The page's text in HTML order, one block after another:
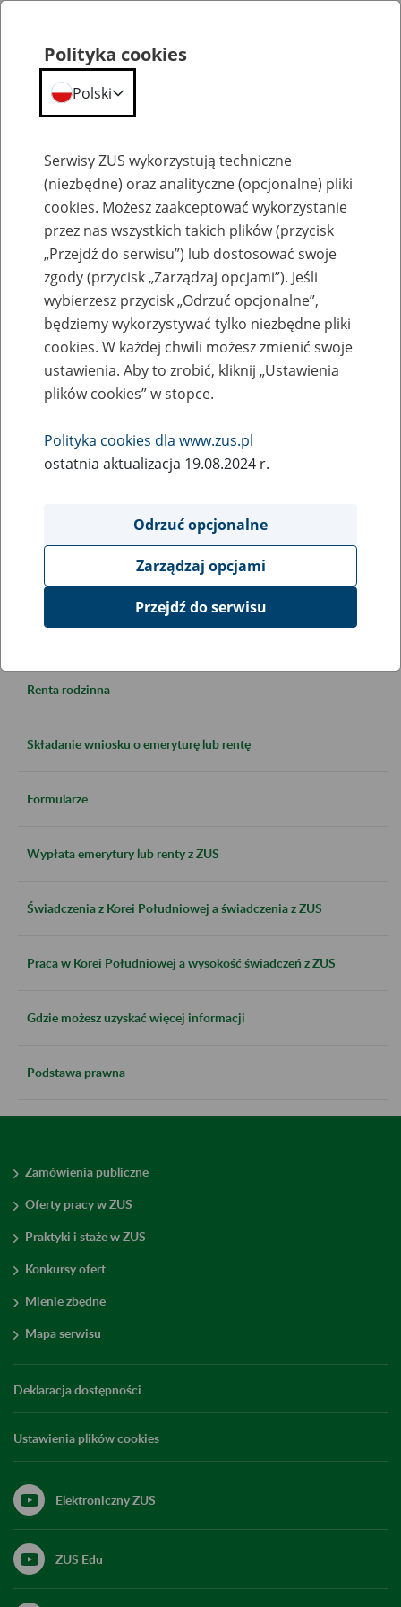
Zasady przyznawania emerytur i rent dla osób pracujących w państwach umownych
Umowa z Koreą Południową o
zabezpieczeniu społecznym
Informacje ogólne
Emerytura dla urodzonych przed 1.01.1949 r.
Emerytura dla urodzonych po 31.12.1948 r.
Renta rodzinna
Składanie wniosku o emeryturę lub rentę
Formularze
Wypłata emerytury lub renty z ZUS
Świadczenia z Korei Południowej a świadczenia z ZUS
Praca w Korei Południowej a wysokość świadczeń z ZUS
Gdzie możesz uzyskać więcej informacji
Podstawa prawna
Zamówienia publiczne
Oferty pracy w ZUS
Praktyki i staże w ZUS
Konkursy ofert
Mienie zbędne
Mapa serwisu
Deklaracja dostępności
Ustawienia plików cookies
Elektroniczny ZUS
ZUS Edu
Polityka cookies
Polski
Serwisy ZUS wykorzystują techniczne
(niezbędne) oraz analityczne (opcjonalne) pliki
cookies. Możesz zaakceptować wykorzystanie
przez nas wszystkich takich plików (przycisk
„Przejdź do serwisu”) lub dostosować swoje
zgody (przycisk „Zarządzaj opcjami”). Jeśli
wybierzesz przycisk „Odrzuć opcjonalne”,
będziemy wykorzystywać tylko niezbędne pliki
cookies. W każdej chwili możesz zmienić swoje
ustawienia. Aby to zrobić, kliknij „Ustawienia
plików cookies” w stopce.
Polityka cookies dla www.zus.pl
ostatnia aktualizacja 19.08.2024 r.
Odrzuć opcjonalne
Zarządzaj opcjami
Przejdź do serwisu